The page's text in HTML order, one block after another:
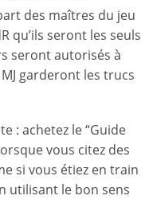
des maîtres du jeu
qu’ils seront les seuls
seront autorisés à
garderont les trucs
: achetez le “Guide
vous citez des
si vous étiez en train
utilisant le bon sens